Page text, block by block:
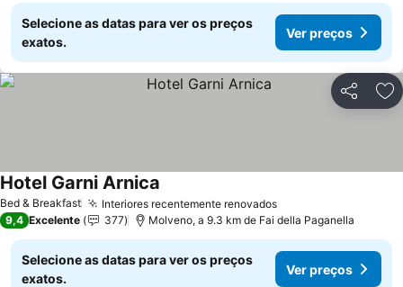
Selecione as datas para ver os preços
exatos.
Ver preços
Partilhar
Bed & Breakfast Interiores recentemente renovados
Hotel Garni Arnica
9,4 Excelente 377 Molveno, a 9.3 km de Fai della Paganella
Selecione as datas para ver os preços
exatos.
Ver preços